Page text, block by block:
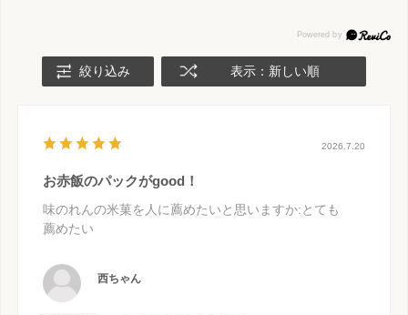
絞り込み 表示：新しい順
2026.7.20
お赤飯のパックがgood！
味のれんの米菓を人に薦めたいと思いますか:とても
薦めたい
西ちゃん